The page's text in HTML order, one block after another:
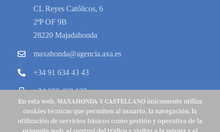
CL Reyes Católicos, 6
2ªP OF 9B
28220 Majadahonda
maxahonda@agencia.axa.es
+34 91 634 43 43
+34 606 469 133
En esta web, MAXAHONDA Y CASTELLANO únicamente utiliza
cookies técnicas que permiten al usuario, la navegación, la
utilización de servicios básicos como gestión y operativa de la